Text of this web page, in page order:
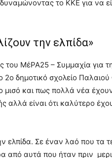
το ΚΚΕ για να
την ελπίδα»
του ΜέΡΑ25 – Συμμαχία για
2o δημοτικό σχολείο
μισό και πως πολλά νέα
αλλά είναι ότι καλύτερο
ελπίδα. Σε έναν λαό που τα
από αυτά που ήταν πριν